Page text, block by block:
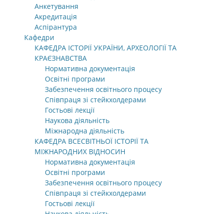
Анкетування
Акредитація
Аспірантура
Кафедри
КАФЕДРА ІСТОРІЇ УКРАЇНИ, АРХЕОЛОГІЇ ТА
КРАЄЗНАВСТВА
Нормативна документація
Освітні програми
Забезпечення освітнього процесу
Співпраця зі стейкхолдерами
Гостьові лекції
Наукова діяльність
Міжнародна діяльність
КАФЕДРА ВСЕСВІТНЬОЇ ІСТОРІЇ ТА
МІЖНАРОДНИХ ВІДНОСИН
Нормативна документація
Освітні програми
Забезпечення освітнього процесу
Співпраця зі стейкхолдерами
Гостьові лекції